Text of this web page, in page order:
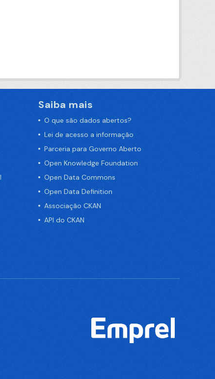
Saiba mais
O que são dados abertos?
Lei de acesso a informação
Parceria para Governo Aberto
Open Knowledge Foundation
Open Data Commons
Open Data Definition
Associação CKAN
API do CKAN